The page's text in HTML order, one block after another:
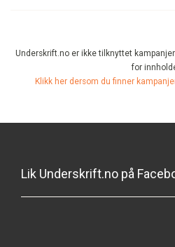
Underskrift.no er ikke tilknyttet
for
Klikk her dersom du finner
Lik Underskrift.no på